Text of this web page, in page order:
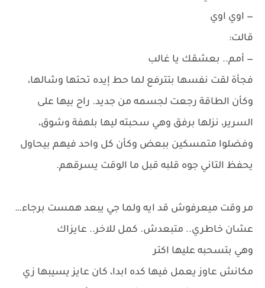
— اوي اوي
قالت:
— أمم.. بعشقك يا غالب
فجأة لقت نفسها بتترفع لما حط إيده تحتها وشالها،
وكأن الطاقة رجعت لجسمه من جديد. راح بيها على
السرير، نزلها برفق وهي سحبته ليها بلهفة وشوق،
وفضلوا متمسكين ببعض وكأن كل واحد فيهم بيحاول
يحفظ التاني جوه قلبه قبل ما الوقت يسرقهم.
مر وقت ميعرفوش قد ايه ولما جي يبعد همست برجاء…
عشان خاطري.. متبعدش. كمل للاخر.. عايزاك
وهي بتسحبه عليها اكتر
مكانش عاوز يعمل فيها كده ابدا، كان عايز يسيبها زي